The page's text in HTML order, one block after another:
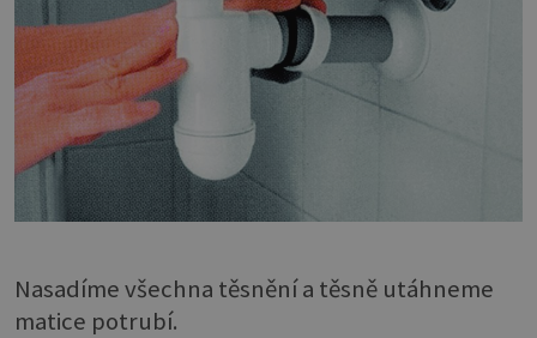
Nasadíme všechna těsnění a těsně utáhneme
matice potrubí.